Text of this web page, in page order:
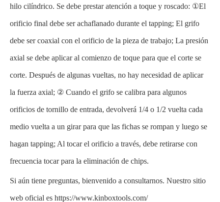
hilo cilíndrico. Se debe prestar atención a toque y roscado: ①El
orificio final debe ser achaflanado durante el tapping; El grifo
debe ser coaxial con el orificio de la pieza de trabajo; La presión
axial se debe aplicar al comienzo de toque para que el corte se
corte. Después de algunas vueltas, no hay necesidad de aplicar
la fuerza axial; ② Cuando el grifo se calibra para algunos
orificios de tornillo de entrada, devolverá 1/4 o 1/2 vuelta cada
medio vuelta a un girar para que las fichas se rompan y luego se
hagan tapping; Al tocar el orificio a través, debe retirarse con
frecuencia tocar para la eliminación de chips.
Si aún tiene preguntas, bienvenido a consultarnos. Nuestro sitio
web oficial es https://www.kinboxtools.com/